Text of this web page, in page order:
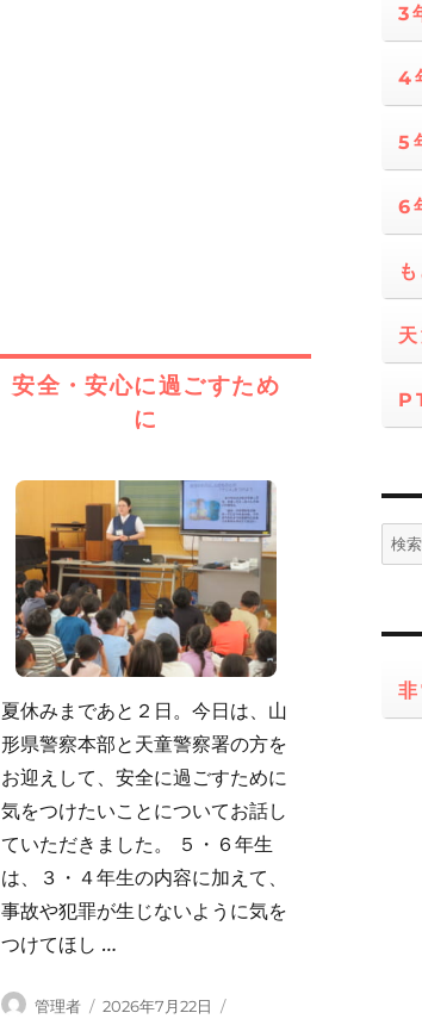
安全・安心に過ごすため
に
夏休みまであと２日。今日は、山
形県警察本部と天童警察署の方を
お迎えして、安全に過ごすために
気をつけたいことについてお話し
ていただきました。 ５・６年生
は、３・４年生の内容に加えて、
事故や犯罪が生じないように気を
つけてほし …
投
管理者
投
2026年7月22日
3
4
5
6
検
索: